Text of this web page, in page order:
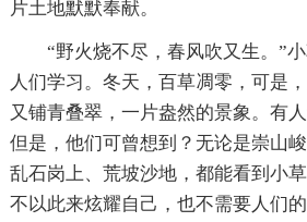
片土地默默奉献。
“野火烧不尽，春风吹又生。”
人们学习。冬天，百草凋零，可是
又铺青叠翠，一片盎然的景象。有
但是，他们可曾想到？无论是崇山
乱石岗上、荒坡沙地，都能看到小
不以此来炫耀自己，也不需要人们